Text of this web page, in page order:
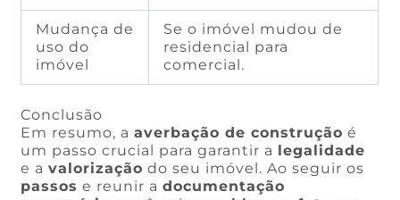
Mudança de
uso do
imóvel
Se o imóvel mudou de
residencial para
comercial.
Conclusão
Em resumo, aaverbação de construção é
um passo crucial para garantir a legalidade
e avalorização do seu imóvel. Ao seguir os
passos e reunir adocumentação